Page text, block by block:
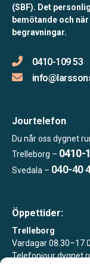
(SBF). Det
bemötande och
begravningar.
0410-109 53
Jourtelefon
Du når oss dygnet
Trelleborg – 0410-
Svedala – 040-40
Öppettider:
Trelleborg
Vardagar
Telefonjour dygnet